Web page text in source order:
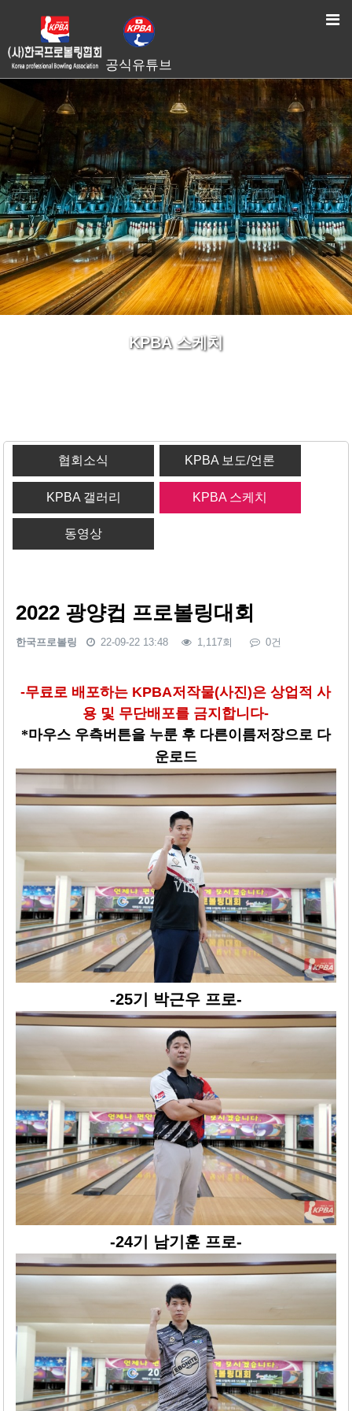
공식유튜브
KPBA 스케치
협회소식 KPBA 보도/언론
KPBA 갤러리 KPBA 스케치
동영상
2022 광양컵 프로볼링대회
한국프로볼링 22-09-22 13:48 1,117회 0건
-무료로 배포하는 KPBA저작물(사진)은 상업적 사
용 및 무단배포를 금지합니다-
*마우스 우측버튼을 누룬 후 다른이름저장으로 다
운로드
-25기 박근우 프로-
-24기 남기훈 프로-